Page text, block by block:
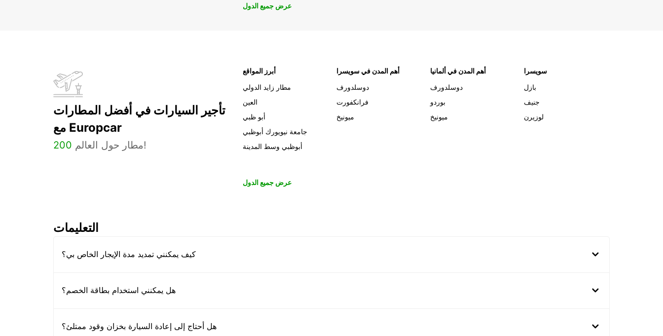
عرض جميع الدول
تأجير السيارات في أفضل المطارات
مع Europcar
200 مطار حول العالم!
أبرز المواقع
مطار زايد الدولي
العين
أبو ظبي
جامعة نيويورك أبوظبي
أبوظبي وسط المدينة
أهم المدن في سويسرا
دوسلدورف
فرانكفورت
ميونيخ
أهم المدن في ألمانيا
دوسلدورف
بوردو
ميونيخ
سويسرا
بازل
جنيف
لوزيرن
عرض جميع الدول
التعليمات
كيف يمكنني تمديد مدة الإيجار الخاص بي؟
هل يمكنني استخدام بطاقة الخصم؟
هل أحتاج إلى إعادة السيارة بخزان وقود ممتلئ؟